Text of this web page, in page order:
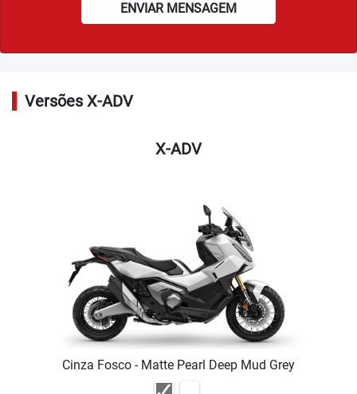
ENVIAR MENSAGEM
Versões X-ADV
X-ADV
Cinza Fosco - Matte Pearl Deep Mud Grey